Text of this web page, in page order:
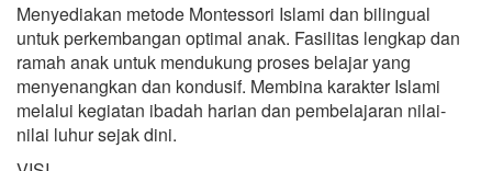
Menyediakan metode Montessori Islami dan bilingual
untuk perkembangan optimal anak. Fasilitas lengkap dan
ramah anak untuk mendukung proses belajar yang
menyenangkan dan kondusif. Membina karakter Islami
melalui kegiatan ibadah harian dan pembelajaran nilai-
nilai luhur sejak dini.